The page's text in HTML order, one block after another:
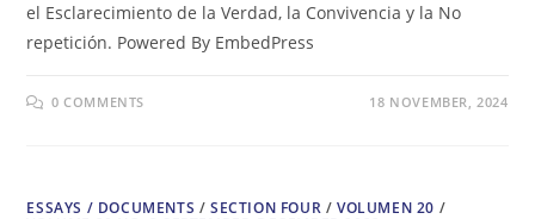
el Esclarecimiento de la Verdad, la Convivencia y la No
repetición. Powered By EmbedPress
0 COMMENTS 18 NOVEMBER, 2024
ESSAYS / DOCUMENTS /SECTION FOUR /VOLUMEN 20 /